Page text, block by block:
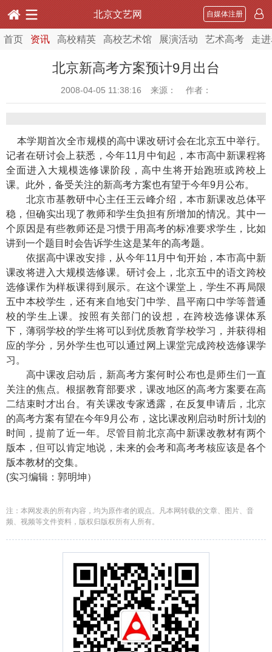
北京文艺网 自媒体注册
首页 资讯 高校精英 高校艺术馆 展演活动 艺术高考 走
北京新高考方案预计9月出台
2008-04-05 11:38:16 来源： 作者：
本学期首次全市规模的高中课改研讨会在北京五中举行。
记者在研讨会上获悉，今年11月中旬起，本市高中新课程将
全面进入大规模选修课阶段，高中生将开始跑班或跨校上
课。此外，备受关注的新高考方案也有望于今年9月公布。
北京市基教研中心主任王云峰介绍，本市新课改总体平
稳，但确实出现了教师和学生负担有所增加的情况。其中一
个原因是有些教师还是习惯于用高考的标准要求学生，比如
讲到一个题目时会告诉学生这是某年的高考题。
依据高中课改安排，从今年11月中旬开始，本市高中新
课改将进入大规模选修课。研讨会上，北京五中的语文跨校
选修课作为样板课得到展示。在这个课堂上，学生不再局限
五中本校学生，还有来自地安门中学、昌平南口中学等普通
校的学生上课。按照有关部门的设想，在跨校选修课体系
下，薄弱学校的学生将可以到优质教育学校学习，并获得相
应的学分，另外学生也可以通过网上课堂完成跨校选修课学
习。
高中课改启动后，新高考方案何时公布也是师生们一直
关注的焦点。根据教育部要求，课改地区的高考方案要在高
二结束时才出台。有关课改专家透露，在反复申请后，北京
的高考方案有望在今年9月公布，这比课改刚启动时所计划的
时间，提前了近一年。尽管目前北京高中新课改教材有两个
版本，但可以肯定地说，未来的会考和高考考核应该是各个
版本教材的交集。
(实习编辑：郭明坤）
注：本网发表的所有内容，均为原作者的观点。凡本网转载的文章、图片、音
频、视频等文件资料，版权归版权所有人所有。